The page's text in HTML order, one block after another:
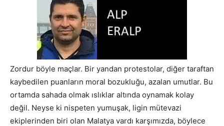
Zordur böyle maçlar. Bir yandan protestolar, diğer taraftan
kaybedilen puanların moral bozukluğu, azalan umutlar. Bu
ortamda sahada olmak ıslıklar altında oynamak kolay
değil. Neyse ki nispeten yumuşak, ligin mütevazi
ekiplerinden biri olan Malatya vardı karşımızda, böylece